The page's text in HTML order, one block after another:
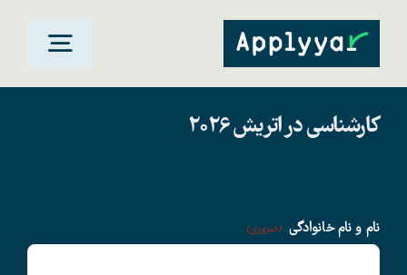
Skip
خانه کارشناسی در اتریش 2026
نام و نام خانوادگی (ضروری)